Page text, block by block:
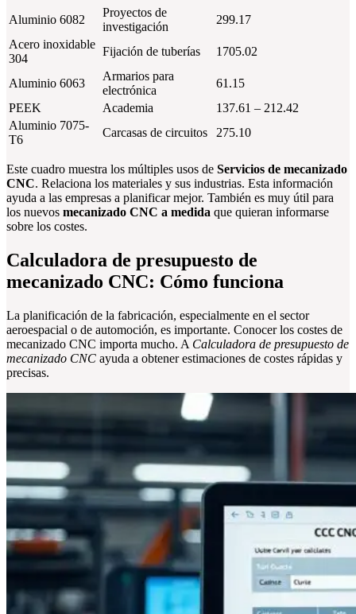
Aluminio 6082
Proyectos de
investigación
299.17
Acero inoxidable
304
Fijación de tuberías 1705.02
Aluminio 6063
Armarios para
electrónica
61.15
PEEK
Academia
137.61 – 212.42
Aluminio 7075-
T6
Carcasas de circuitos 275.10
Este cuadro muestra los múltiples usos de Servicios de mecanizado
CNC. Relaciona los materiales y sus industrias. Esta información
ayuda a las empresas a planificar mejor. También es muy útil para
los nuevos mecanizado CNC a medida que quieran informarse
sobre los costes.
Calculadora de presupuesto de
mecanizado CNC: Cómo funciona
La planificación de la fabricación, especialmente en el sector
aeroespacial o de automoción, es importante. Conocer los costes de
mecanizado CNC importa mucho. A Calculadora de presupuesto de
mecanizado CNC ayuda a obtener estimaciones de costes rápidas y
precisas.